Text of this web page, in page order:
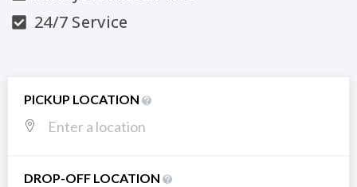
24/7 Service
PICKUP LOCATION
DROP-OFF LOCATION